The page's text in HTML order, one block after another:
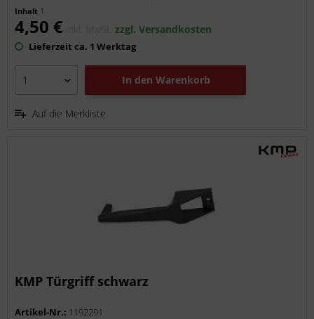
Inhalt 1
4,50 € inkl. MwSt.zzgl. Versandkosten
Lieferzeit ca. 1 Werktag
In den Warenkorb
Auf die Merkliste
KMP Türgriff schwarz
Artikel-Nr.: 1192291